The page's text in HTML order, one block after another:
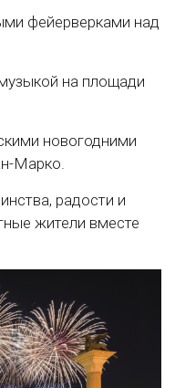
фейерверками над
на площади
новогодними
Марко.
радости и
жители вместе